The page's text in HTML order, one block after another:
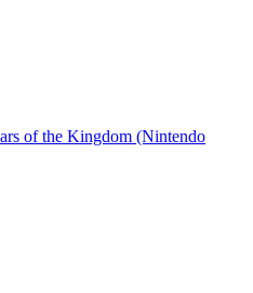
of the Kingdom (Nintendo